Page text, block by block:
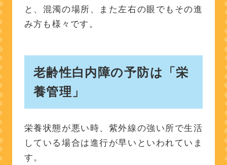
と、混濁の場所、また左右の眼でもその進
み方も様々です。
老齢性白内障の予防は「栄
養管理」
栄養状態が悪い時、紫外線の強い所で生活
している場合は進行が早いといわれていま
す。